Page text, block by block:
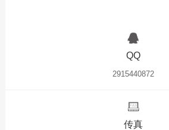
QQ
2915440872
传真